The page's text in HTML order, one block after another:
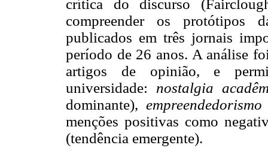
crítica do discurso
compreender os protótipos
publicados em três jornais
período de 26 anos. A análise
artigos de opinião, e
universidade: nostalgia
dominante),
menções positivas como
(tendência emergente).